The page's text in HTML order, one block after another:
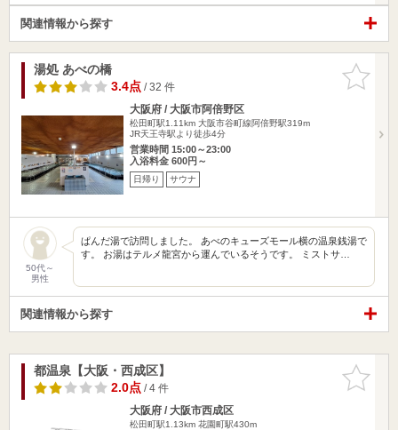
関連情報から探す
お気に入
りに追加
湯処 あべの橋
3.4点/ 32 件
大阪府 / 大阪市阿倍野区
松田町駅1.11km 大阪市谷町線阿倍野駅319m
JR天王寺駅より徒歩4分
営業時間 15:00～23:00
入浴料金 600円～
日帰り サウナ
50代～
男性
ぱんだ湯で訪問しました。 あべのキューズモール横の温泉銭湯で
す。 お湯はテルメ龍宮から運んでいるそうです。 ミストサ…
関連情報から探す
お気に入
りに追加
都温泉【大阪・西成区】
2.0点/ 4 件
大阪府 / 大阪市西成区
松田町駅1.13km 花園町駅430m